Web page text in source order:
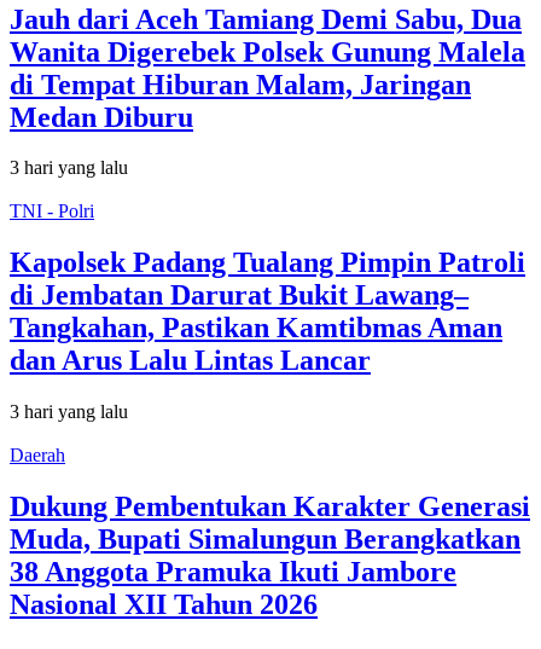
Jauh dari Aceh Tamiang Demi Sabu, Dua
Wanita Digerebek Polsek Gunung Malela
di Tempat Hiburan Malam, Jaringan
Medan Diburu
3 hari yang lalu
TNI - Polri
Kapolsek Padang Tualang Pimpin Patroli
di Jembatan Darurat Bukit Lawang–
Tangkahan, Pastikan Kamtibmas Aman
dan Arus Lalu Lintas Lancar
3 hari yang lalu
Daerah
Dukung Pembentukan Karakter Generasi
Muda, Bupati Simalungun Berangkatkan
38 Anggota Pramuka Ikuti Jambore
Nasional XII Tahun 2026